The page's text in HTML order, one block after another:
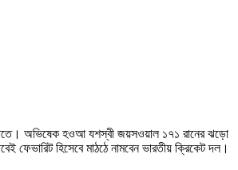
অভিষেক হওআ যশস্বী জয়সওয়াল ১৭১ রানের ঝড়ো
ফেভারিট হিসেবে মাঠঠে নামবেন ভারতীয় ক্রিকেট দল।